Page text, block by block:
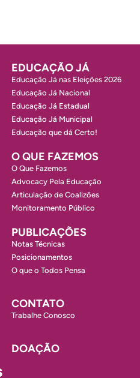
EDUCAÇÃO JÁ
Educação Já nas Eleições 2026
Educação Já Nacional
Educação Já Estadual
Educação Já Municipal
Educação que dá Certo!
O QUE FAZEMOS
O Que Fazemos
Advocacy Pela Educação
Articulação de Coalizões
Monitoramento Público
PUBLICAÇÕES
Notas Técnicas
Posicionamentos
O que o Todos Pensa
CONTATO
Trabalhe Conosco
DOAÇÃO